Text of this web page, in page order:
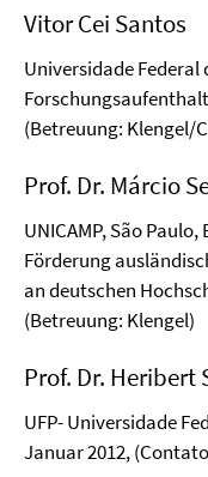
Vitor Cei Santos
Universidade Federal
Forschungsaufenthalt
(Betreuung: Klengel/
Prof. Dr. Márcio
UNICAMP, São
Förderung
an deutschen
(Betreuung: Klengel)
Prof. Dr. Heribert
UFP- Universidade
Januar 2012,